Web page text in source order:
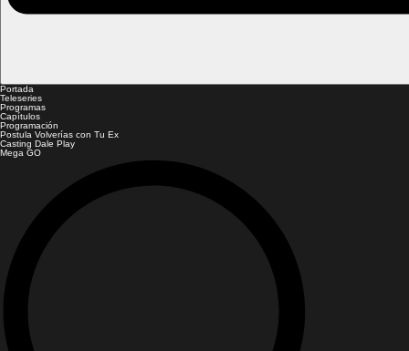
Portada
Teleseries
Programas
Capítulos
Programación
Postula Volverías con Tu Ex
Casting Dale Play
Mega GO